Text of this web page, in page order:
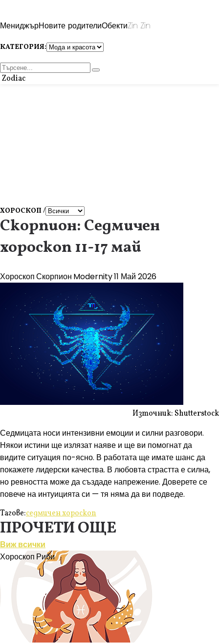
МениджърНовите родителиОбектиZin Zin
КАТЕГОРИЯ:
Zodiac
ХОРОСКОП /
Скорпион: Седмичен
хороскоп 11-17 май
ХороскопСкорпион Modernity11 Май 2026
Източник: Shutterstock
Седмицата носи интензивни емоции и силни разговори.
Някои истини ще излязат наяве и ще ви помогнат да
видите ситуация по-ясно. В работата ще имате шанс да
покажете лидерски качества. В любовта страстта е силна,
но ревността може да създаде напрежение. Доверете се
повече на интуицията си — тя няма да ви подведе.
Тагове:седмичен хороскоп
ПРОЧЕТИ ОЩЕ
Виж всички
Хороскоп Риби